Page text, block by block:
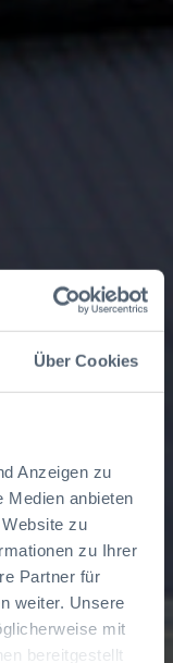
Über Cookies
Anzeigen zu
Medien anbieten
zu
zu Ihrer
Partner für
weiter. Unsere
mit
bereitgestellt
-